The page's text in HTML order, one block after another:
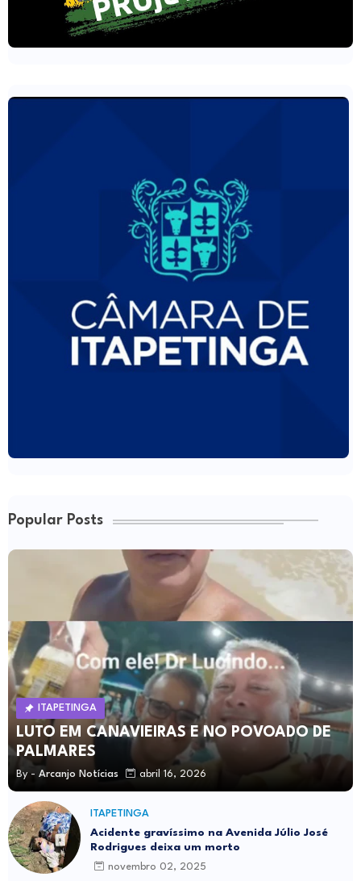
Popular Posts
ITAPETINGA
LUTO EM CANAVIEIRAS E NO POVOADO DE
PALMARES
By - Arcanjo Notícias abril 16, 2026
ITAPETINGA
Acidente gravíssimo na Avenida Júlio José
Rodrigues deixa um morto
novembro 02, 2025